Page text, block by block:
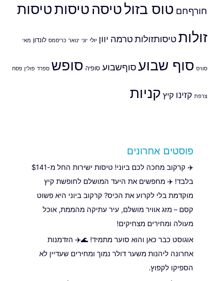
חורףחם טוס בזולטיסה טיסותטיסות
זולותטיסותזולותטרמה יוון יולי יוני ינואר כריסמס לונדון מאי
סוויס סוף שבועסוףשבוע סופיה סופש ספרד פולין פסח
צרפת קזינו קיץ קניות
פוסטים אחרונים
✈️ קרקוב מחכה לכם ביוני! טיסות ישירות החל מ-$141
בלבד! ✈️ מחפשים את היעד המושלם לחופשת קיץ
מוקדמת בלי לקרוע את הכיס? קרקוב ביוני היא פשוט
קסם – מזג אוויר מושלם, עיר עתיקה מהממת, אוכל
מעולה ומחירים מצחיקים!
אוגוסט כבר כאן והוא סוער מתמיד! 🌊✈️ הזדמנות
אחרונה ליהנות משער דולר נמוך ומחירים שעדיין לא
הספיקו לקפוץ.